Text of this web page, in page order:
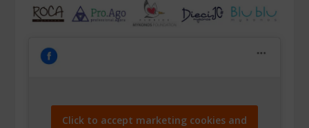
Click to accept marketing cookies and